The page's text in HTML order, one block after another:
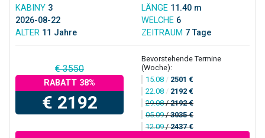
KABINY 3 LÄNGE 11.40 m
2026-08-22
WELCHE 6
ALTER 11 Jahre ZEITRAUM 7 Tage
€ 3550
RABATT 38%
€ 2192
Bevorstehende Termine
(Woche):
15.08 / 2501 €
22.08 / 2192 €
29.08/2192 €
05.09/3035 €
12.09/2437 €